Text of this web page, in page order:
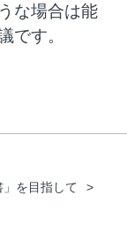
な場合は能
です。
を目指して